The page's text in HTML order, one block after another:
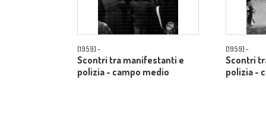
[1959] -
Scontri tra manifestanti e
polizia - campo medio
[1959] -
Scontri
polizia -